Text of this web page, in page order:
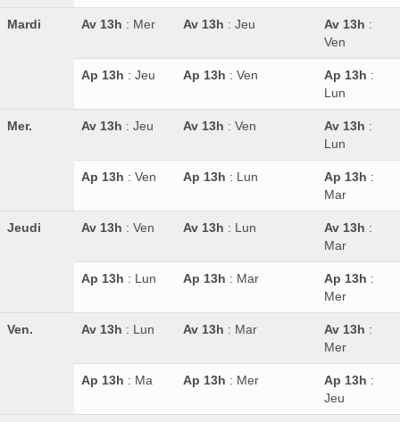
Mardi Av 13h : Mer Av 13h : Jeu Av 13h :
Ven
Ap 13h : Jeu Ap 13h : Ven Ap 13h :
Lun
Mer. Av 13h : Jeu Av 13h : Ven Av 13h :
Lun
Ap 13h : Ven Ap 13h : Lun Ap 13h :
Mar
Jeudi Av 13h : Ven Av 13h : Lun Av 13h :
Mar
Ap 13h : Lun Ap 13h : Mar Ap 13h :
Mer
Ven. Av 13h : Lun Av 13h : Mar Av 13h :
Mer
Ap 13h : Ma Ap 13h : Mer Ap 13h :
Jeu